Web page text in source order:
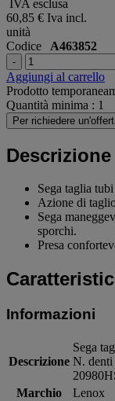
IVA esclusa
60,85 € Iva incl.
unità
Codice A463852
-
Aggiungi al carrello
Prodotto
Quantità minima : 1
Per richiedere
Descrizione
Sega taglia
Azione di
Sega
sporchi.
Presa
Informazioni
Descrizione
Sega
N. denti
Marchio
Lenox